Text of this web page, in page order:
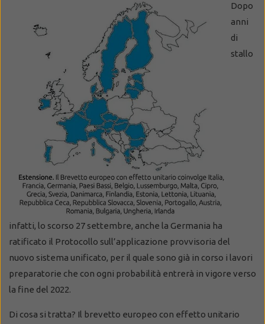
Dopo
anni
di
stallo
infatti, lo scorso 27 settembre, anche la Germania ha
ratificato il Protocollo sull’applicazione provvisoria del
nuovo sistema unificato, per il quale sono già in corso i lavori
preparatorie che con ogni probabilità entrerà in vigore verso
la fine del 2022.
Di cosa si tratta? Il brevetto europeo con effetto unitario